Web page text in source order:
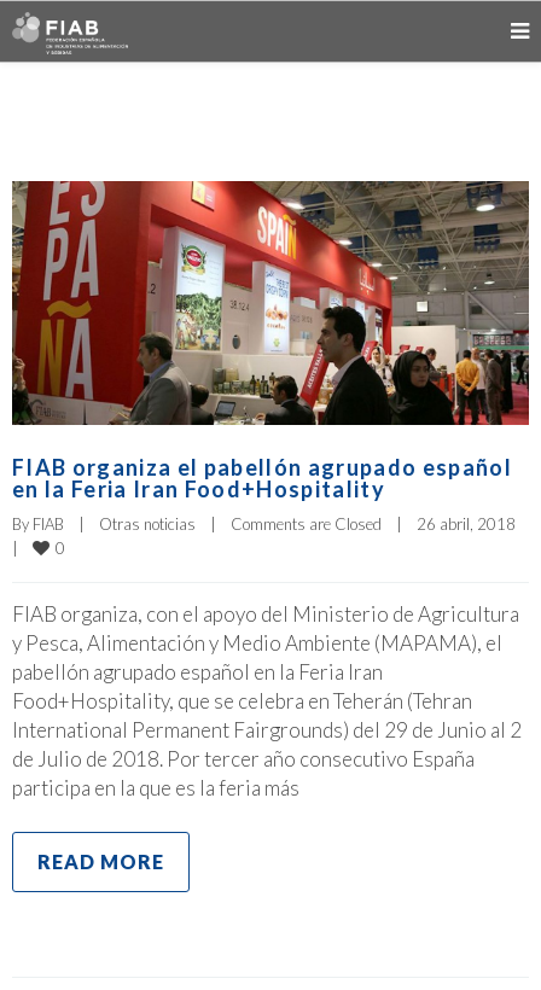
FIAB organiza el pabellón agrupado español
en la Feria Iran Food+Hospitality
By FIAB | Otras noticias | Comments are Closed |
|
0
FIAB organiza, con el apoyo del Ministerio de Agricultura
y Pesca, Alimentación y Medio Ambiente (MAPAMA), el
pabellón agrupado español en la Feria Iran
Food+Hospitality, que se celebra en Teherán (Tehran
International Permanent Fairgrounds) del 29 de Junio al 2
de Julio de 2018. Por tercer año consecutivo España
participa en la que es la feria más
READ MORE